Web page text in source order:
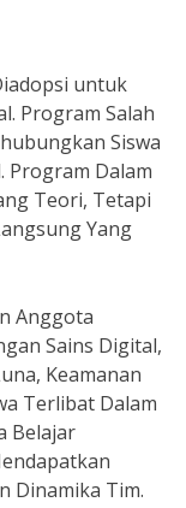
untuk
Program Salah
Siswa
Program Dalam
Teori, Tetapi
Yang
Anggota
Sains Digital,
Keamanan
Terlibat Dalam
Belajar
Dinamika Tim.